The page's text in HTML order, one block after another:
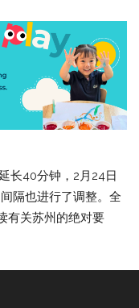
长40分钟，2月24日
隔也进行了调整。全
有关苏州的绝对要